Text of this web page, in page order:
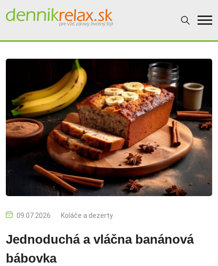
09.07.2026 Koláče a dezerty
Jednoduchá a vláčna banánová
bábovka